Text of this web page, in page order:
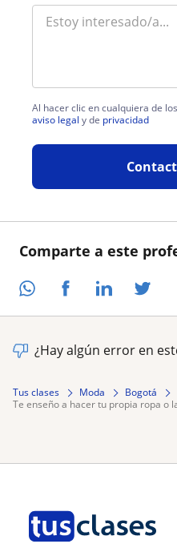
Comparte a este
Al hacer clic en cualquiera de
aviso legal y de privacidad
¿Hay algún error en
Tus clases Moda
Bogotá
te enseño a hacer tu propia ropa o